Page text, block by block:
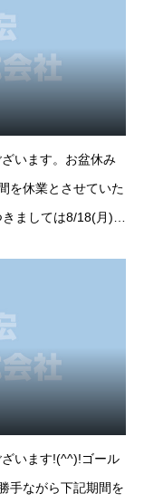
います。お盆休み
を休業とさせていた
ましては8/18(月)よ
います!(^^)!ゴール
手ながら下記期間を